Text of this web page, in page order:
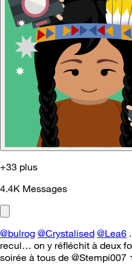
+33 plus
4.4K Messages
@bulrog @Crystalised @Lea6
recul… on y réfléchit à deux
soirée à tous de @Stempi007